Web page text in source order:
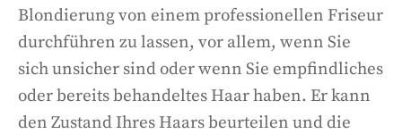
Blondierung von einem professionellen Friseur
durchführen zu lassen, vor allem, wenn Sie
sich unsicher sind oder wenn Sie empfindliches
oder bereits behandeltes Haar haben. Er kann
den Zustand Ihres Haars beurteilen und die